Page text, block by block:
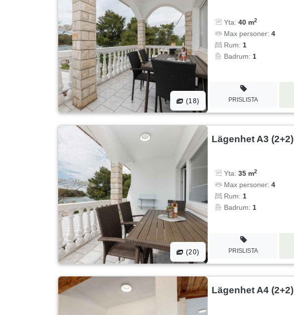
(18)
Yta:40 m2
Max personer:4
Rum: 1
Badrum: 1
PRISLISTA
(20)
Lägenhet A3 (2+2)
Yta:35 m2
Max personer:4
Rum: 1
Badrum: 1
PRISLISTA
Lägenhet A4 (2+2)